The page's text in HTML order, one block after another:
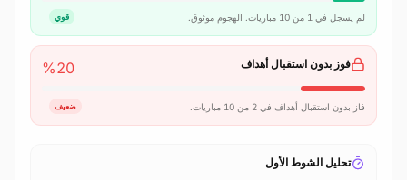
لم يسجل في 1 من 10 مباريات. الهجوم موثوق. قوي
فوز بدون استقبال أهداف 20
%
فاز بدون استقبال أهداف في 2 من 10 مباريات. ضعيف
تحليل الشوط الأول